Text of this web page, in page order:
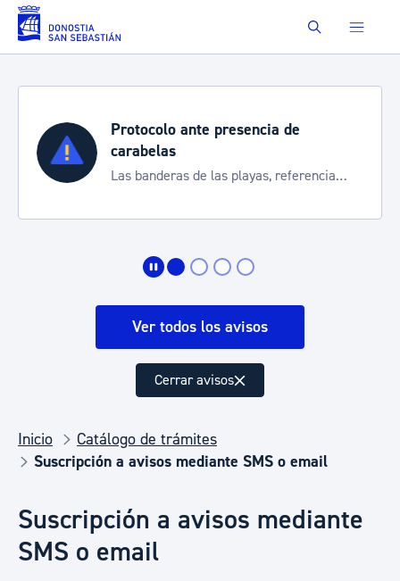
Saltar al contenido principal Buscar
Protocolo ante presencia de
carabelas
Las banderas de las playas, referencia
Ver todos los avisos
Cerrar avisos
Inicio
Catálogo de trámites
Suscripción a avisos mediante SMS o email
Suscripción a avisos mediante
SMS o email